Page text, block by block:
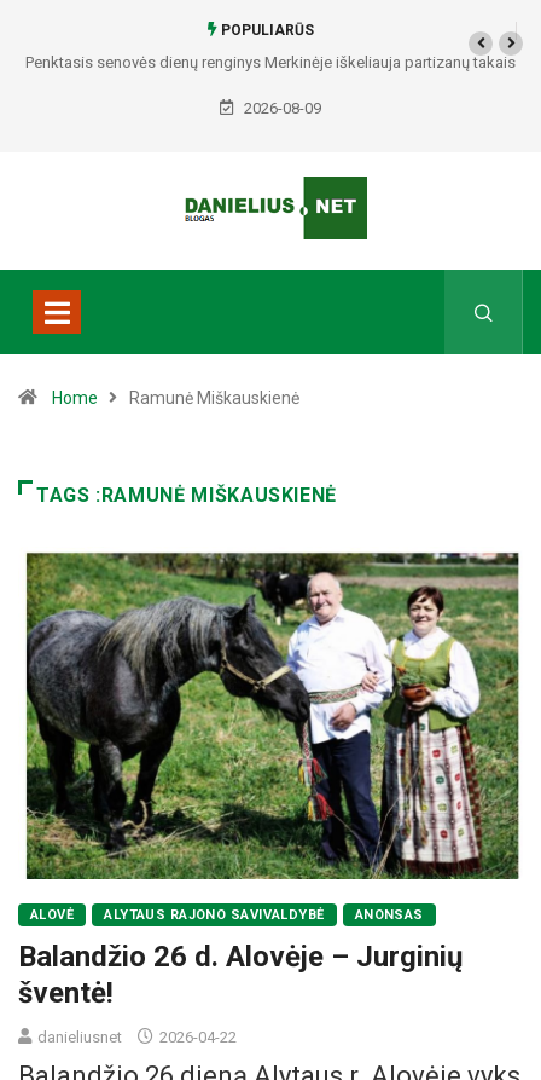
POPULIARŪS
iškeliauja partizanų takais Alytiškė į namus atvykusiam nepažįstamajam
2026-08-09
Home Ramunė Miškauskienė
TAGS :RAMUNĖ MIŠKAUSKIENĖ
ALOVĖ ALYTAUS RAJONO SAVIVALDYBĖ ANONSAS
Balandžio 26 d. Alovėje – Jurginių
šventė!
danieliusnet 2026-04-22